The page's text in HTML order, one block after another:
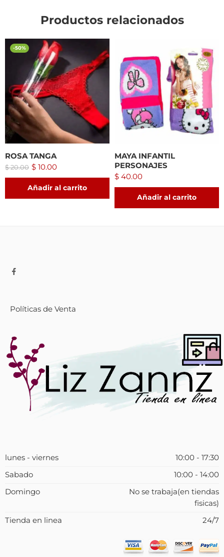
Productos relacionados
-50%
ROSA TANGA
$20.00 $ 10.00
Añadir al carrito
MAYA INFANTIL
PERSONAJES
$ 40.00
Añadir al carrito
Políticas de Venta
lunes - viernes
10:00 - 17:30
Sabado
10:00 - 14:00
Domingo
No se trabaja(en tiendas
fisicas)
Tienda en linea
24/7